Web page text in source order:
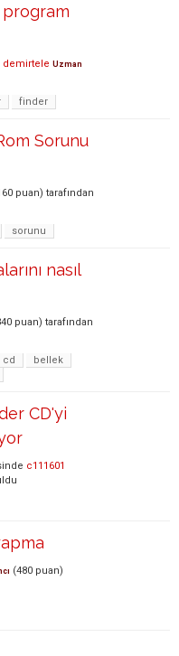
demirtele Uzman
finder
Sorunu
puan) tarafından
sorunu
nasıl
puan) tarafından
cd
bellek
CD'yi
c111601
(480 puan)